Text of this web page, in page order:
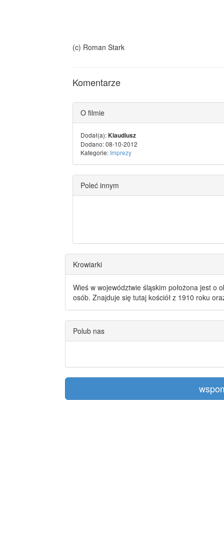
(c) Roman Stark
Komentarze
O filmie
Dodał(a):Klaudiusz
Dodano: 08-10-2012
Kategorie: Imprezy
Poleć innym
Krowiarki
Wieś w województwie śląskim położona jest o
osób. Znajduje się tutaj kościół z 1910 roku
Polub nas